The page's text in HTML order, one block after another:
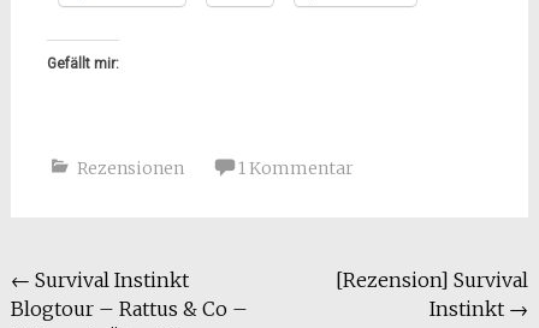
Gefällt mir:
Rezensionen 1 Kommentar
Beitragsnavigation
← Survival Instinkt
Blogtour – Rattus & Co –
[Rezension] Survival
Instinkt →